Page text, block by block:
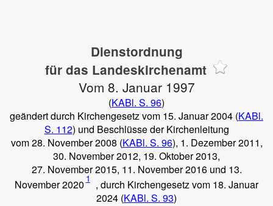
Dienstordnung
für das Landeskirchenamt
Vom 8. Januar 1997
(KABl. S. 96)
geändert durch Kirchengesetz vom 15. Januar 2004 (KABl.
S. 112) und Beschlüsse der Kirchenleitung
vom 28. November 2008 (KABl. S. 96), 1. Dezember 2011,
30. November 2012, 19. Oktober 2013,
27. November 2015, 11. November 2016 und 13.
November 2020 1
, durch Kirchengesetz vom 18. Januar
2024 (KABl. S. 93)